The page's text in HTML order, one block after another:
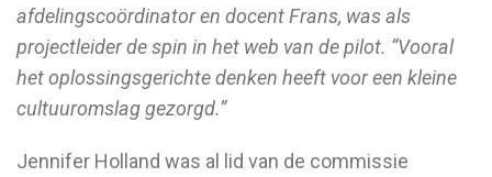
afdelingscoördinator en docent Frans, was als
projectleider de spin in het web van de pilot. “Vooral
het oplossingsgerichte denken heeft voor een kleine
cultuuromslag gezorgd.”
Jennifer Holland was al lid van de commissie